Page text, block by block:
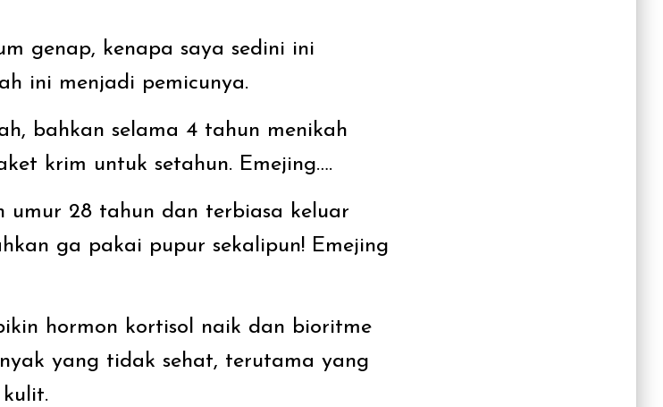
genap, kenapa saya sedini ini
ini menjadi pemicunya.
bahkan selama 4 tahun menikah
krim untuk setahun. Emejing….
umur 28 tahun dan terbiasa keluar
ga pakai pupur sekalipun! Emejing
hormon kortisol naik dan bioritme
yang tidak sehat, terutama yang